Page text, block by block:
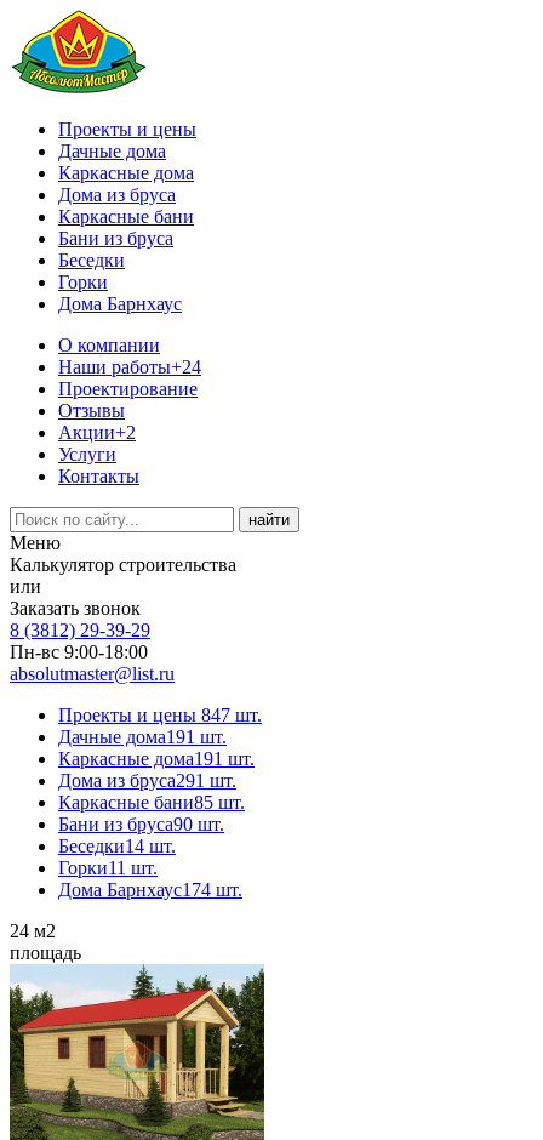
Проекты и цены
Дачные дома
Каркасные дома
Дома из бруса
Каркасные бани
Бани из бруса
Беседки
Горки
Дома Барнхаус
О компании
Наши работы+24
Проектирование
Отзывы
Акции+2
Услуги
Контакты
Меню
Калькулятор строительства
или
Заказать звонок
8 (3812) 29-39-29
Пн-вс 9:00-18:00
absolutmaster@list.ru
Проекты и цены 847 шт.
Дачные дома191 шт.
Каркасные дома191 шт.
Дома из бруса291 шт.
Каркасные бани85 шт.
Бани из бруса90 шт.
Беседки14 шт.
Горки11 шт.
Дома Барнхаус174 шт.
24 м2
площадь